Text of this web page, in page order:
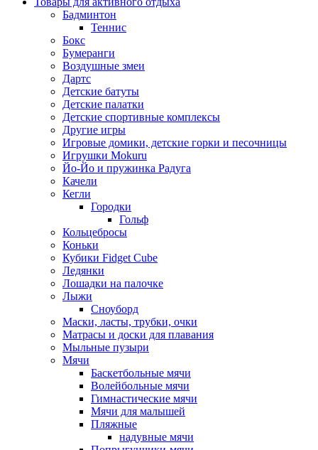
Бадминтон
Теннис
Бокс
Бумеранги
Воздушные змеи
Дартс
Детские батуты
Детские палатки
Детские спортивные комплексы
Другие игры
Игровые домики, детские горки и песочницы
Игрушки Mokuru
Йо-Йо и пружинка Радуга
Качели
Кегли
Городки
Гольф
Кольцебросы
Коньки
Кубики Fidget Cube
Ледянки
Лошадки на палочке
Лыжи
Сноуборд
Маски, ласты, трубки, очки
Матрасы и доски для плавания
Мыльные пузыри
Мячи
Баскетбольные мячи
Волейбольные мячи
Гимнастические мячи
Мячи для малышей
Пляжные
надувные мячи